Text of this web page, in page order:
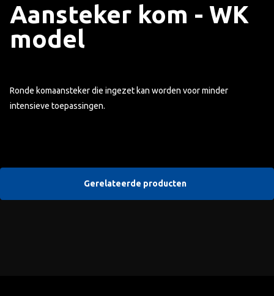
Aansteker kom - WK
model
Ronde komaansteker die ingezet kan worden voor minder
intensieve toepassingen.
Gerelateerde producten